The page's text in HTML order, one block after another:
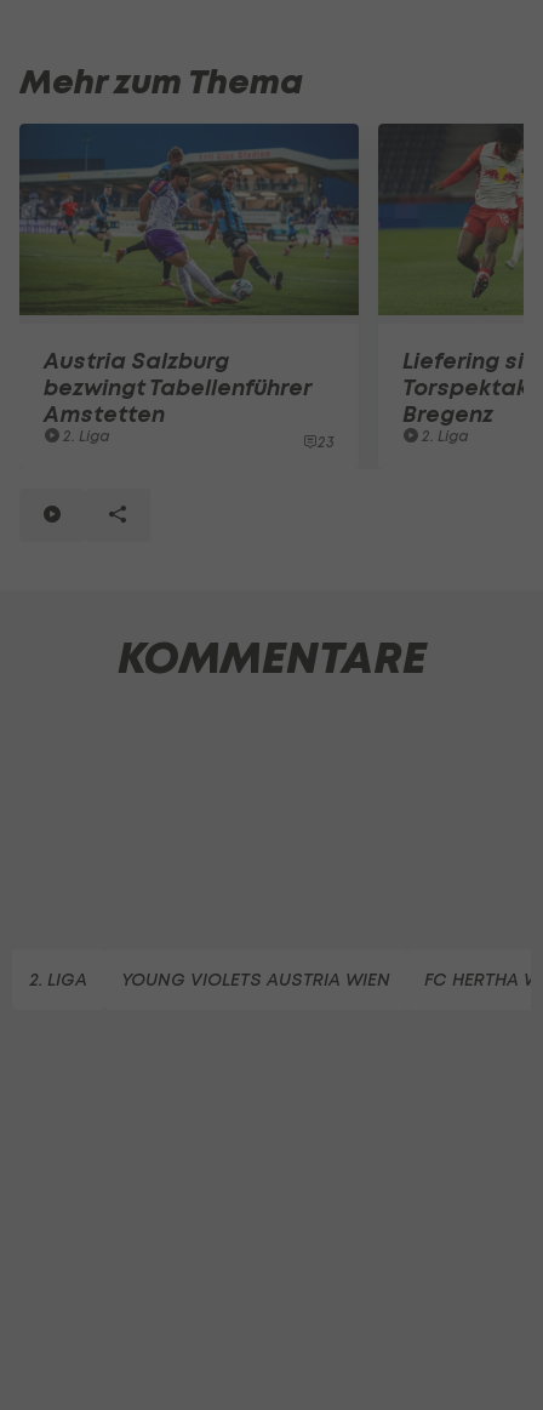
Mehr zum Thema
Austria Salzburg
bezwingt Tabellenführer
Amstetten
2. Liga 23
Liefering
Bregenz
2. Liga
KOMMENTARE
2. LIGA YOUNG VIOLETS AUSTRIA WIEN FC HERTHA